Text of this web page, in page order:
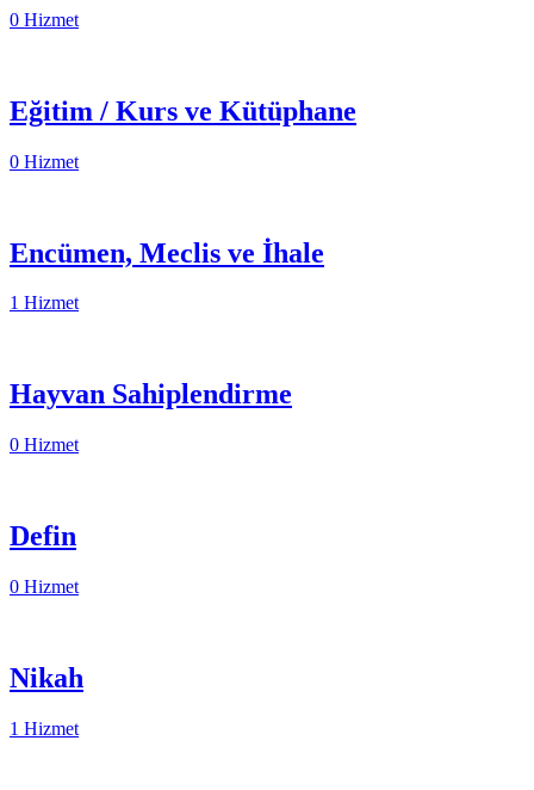
0 Hizmet
Eğitim / Kurs ve Kütüphane
0 Hizmet
Encümen, Meclis ve İhale
1 Hizmet
Hayvan Sahiplendirme
0 Hizmet
Defin
0 Hizmet
Nikah
1 Hizmet